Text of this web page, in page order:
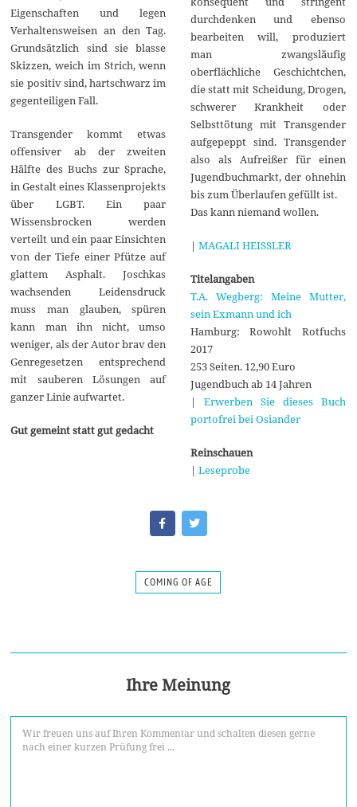
Eigenschaften und legen
Verhaltensweisen an den Tag.
Grundsätzlich sind sie blasse
Skizzen, weich im Strich, wenn
sie positiv sind, hartschwarz im
gegenteiligen Fall.
Transgender kommt etwas
offensiver ab der zweiten
Hälfte des Buchs zur Sprache,
in Gestalt eines Klassenprojekts
über LGBT. Ein paar
Wissensbrocken werden
verteilt und ein paar Einsichten
von der Tiefe einer Pfütze auf
glattem Asphalt. Joschkas
wachsenden Leidensdruck
muss man glauben, spüren
kann man ihn nicht, umso
weniger, als der Autor brav den
Genregesetzen entsprechend
mit sauberen Lösungen auf
ganzer Linie aufwartet.
Gut gemeint statt gut gedacht
durchdenken und ebenso
bearbeiten will, produziert
man zwangsläufig
oberflächliche Geschichtchen,
die statt mit Scheidung, Drogen,
schwerer Krankheit oder
Selbsttötung mit Transgender
aufgepeppt sind. Transgender
also als Aufreißer für einen
Jugendbuchmarkt, der ohnehin
bis zum Überlaufen gefüllt ist.
Das kann niemand wollen.
| MAGALI HEISSLER
Titelangaben
T.A. Wegberg: Meine Mutter,
sein Exmann und ich
Hamburg: Rowohlt Rotfuchs
2017
253 Seiten. 12,90 Euro
Jugendbuch ab 14 Jahren
| Erwerben Sie dieses Buch
portofrei bei Osiander
Reinschauen
| Leseprobe
COMING OF AGE
Ihre Meinung